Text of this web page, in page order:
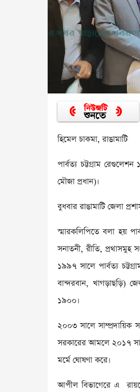
হিমেল চাকমা, রাঙামাটি
পার্বত্য চট্টগ্রাম
মৌজা প্রধান)।
বুধবার রাঙামাটি জেলা
স্মারকলিপিতে বলা হয়
সনাতনী, রীতি,
১৯৯৭ সালে পার্বত্য
বান্দরবান, খাগড়াছড়ি)
১৯০০।
২০০৩ সালে
সরকারের আমলে ২০১৭
মর্মে ঘোষণা করে।
আপীল বিভাগেরে এ